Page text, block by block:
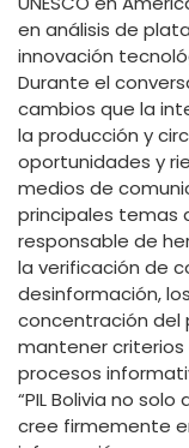
en análisis de
innovación
Durante el
cambios que la
la producción y
oportunidades y
medios de
principales temas
responsable de
la verificación de
desinformación,
concentración del
mantener criterios
procesos
“PIL Bolivia no
cree firmemente